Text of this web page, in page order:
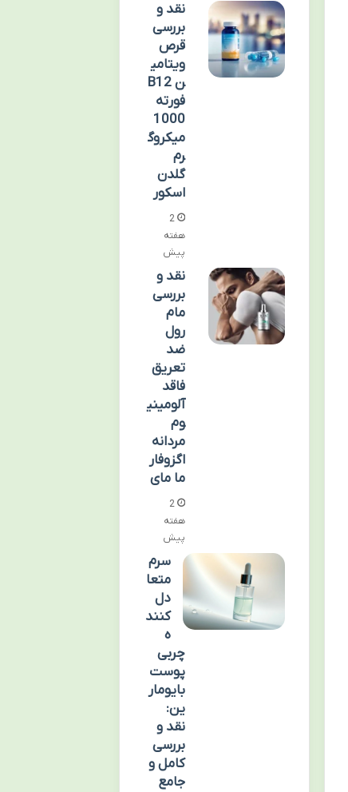
نقد و
بررسی
قرص
ویتامی
ن B12
فورته
1000
میکروگ
رم
گلدن
اسکور
2
هفته
پیش
نقد و
بررسی
مام
رول
ضد
تعریق
فاقد
آلومینی
وم
مردانه
اگزوفار
ما مای
2
هفته
پیش
سرم
متعا
دل
کنند
ه
چربی
پوست
بایومار
ین:
نقد و
بررسی
کامل و
جامع